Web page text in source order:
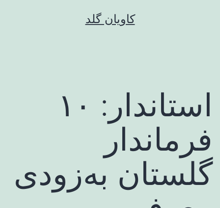
کاویان گلد
استاندار: ۱۰
فرماندار
گلستان به‌زودی